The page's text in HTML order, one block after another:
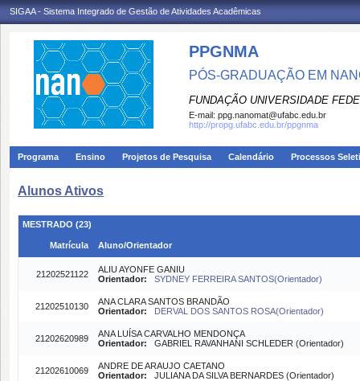
SIGAA - Sistema Integrado de Gestão de Atividades Acadêmicas
PPGNMA
PÓS-GRADUAÇÃO EM
FUNDAÇÃO UNIVERSIDADE
E-mail: ppg.nanomat@ufabc.edu.br
http://propg.ufabc.edu.br/ppgnma
Programa Ensino Projetos de Pesquisa Calendário Processos
Alunos Ativos
MESTRADO (23)
Matrícula Aluno/Orientador
21202521122
ALIU AYONFE GANIU
Orientador:
SYDNEY FERREIRA SANTOS(Orientador)
21202510130
ANA CLARA SANTOS BRANDÃO
Orientador:
DERVAL DOS SANTOS ROSA(Orientador)
21202620989
ANA LUÍSA CARVALHO MENDONÇA
Orientador: GABRIEL RAVANHANI SCHLEDER (Orientador)
21202610069
ANDRE DE ARAUJO CAETANO
Orientador: JULIANA DA SILVA BERNARDES (Orientador)